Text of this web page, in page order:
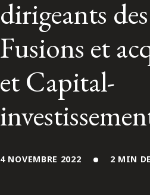
Réseau des anciens d’Osler
dirigeants
Fusions et
et Capital-
4 NOVEMBRE 2022 2 MIN